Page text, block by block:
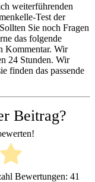
weiterführenden
Test der
Sie noch Fragen
das folgende
Kommentar. Wir
24 Stunden. Wir
finden das passende
Beitrag?
Bewertungen: 41